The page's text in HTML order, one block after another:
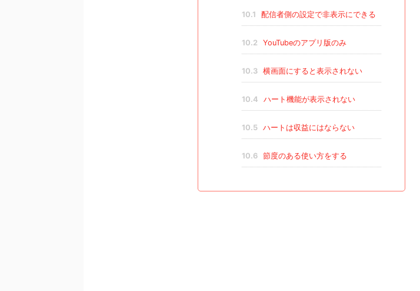
10.1 配信者側の設定で非表示にできる
10.2 YouTubeのアプリ版のみ
10.3 横画面にすると表示されない
10.4 ハート機能が表示されない
10.5 ハートは収益にはならない
10.6 節度のある使い方をする